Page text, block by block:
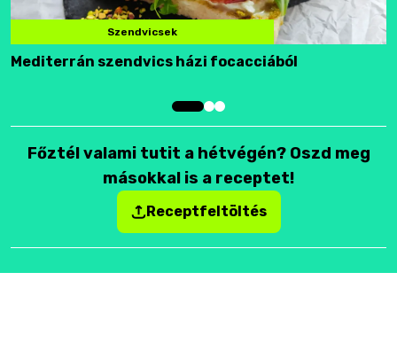
Szendvicsek
Mediterrán szendvics házi focacciából
Főztél valami tutit a hétvégén? Oszd meg
másokkal is a receptet!
Receptfeltöltés